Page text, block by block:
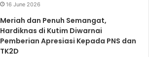
16 June 2026
Meriah dan Penuh Semangat,
Hardiknas di Kutim Diwarnai
Pemberian Apresiasi Kepada PNS dan
TK2D